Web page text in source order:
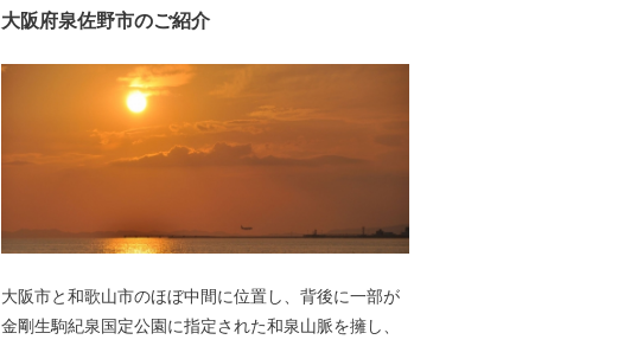
大阪府泉佐野市のご紹介
大阪市と和歌山市のほぼ中間に位置し、背後に一部が
金剛生駒紀泉国定公園に指定された和泉山脈を擁し、